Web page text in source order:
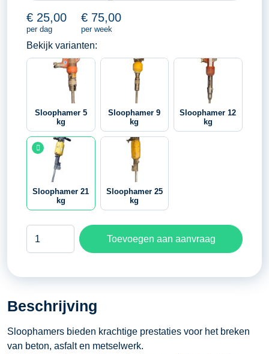
€ 25,00
per dag
€ 75,00
per week
Bekijk varianten:
Sloophamer 5
kg
Sloophamer 9
kg
Sloophamer 12
kg
Sloophamer 21
kg
Sloophamer 25
kg
aantal
Toevoegen aan aanvraag
Beschrijving
Sloophamers bieden krachtige prestaties voor het breken
van beton, asfalt en metselwerk.